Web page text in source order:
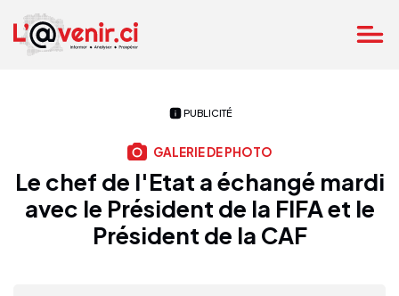
PUBLICITÉ
GALERIE DE PHOTO
Le chef de l'Etat a échangé mardi
avec le Président de la FIFA et le
Président de la CAF